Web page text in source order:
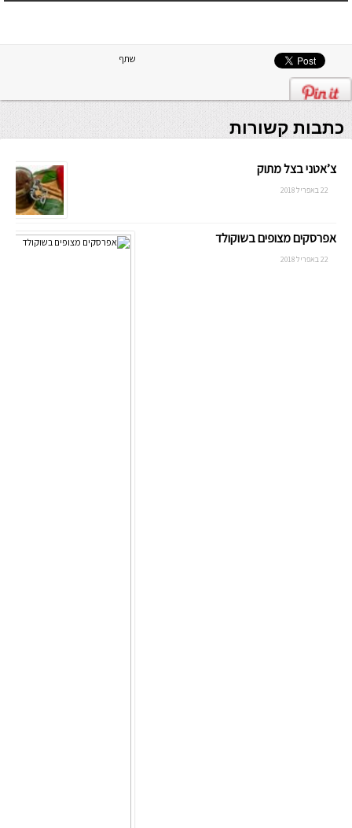
שתף
כתבות קשורות
צ’אטני בצל מתוק
22 באפריל 2018
אפרסקים מצופים בשוקולד
22 באפריל 2018